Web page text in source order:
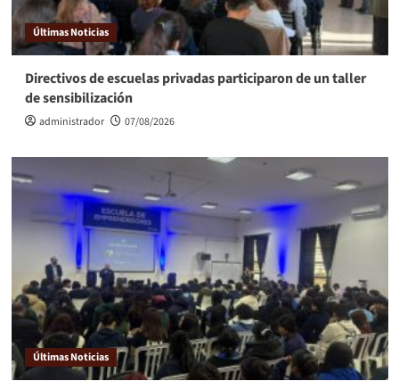
Últimas Noticias
Directivos de escuelas privadas participaron de un taller
de sensibilización
administrador 07/08/2026
Últimas Noticias